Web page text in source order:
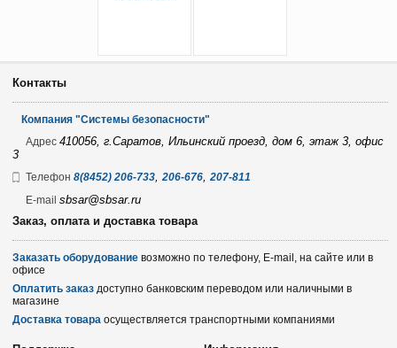
Контакты
Компания "Системы безопасности"
Адрес 410056, г.Саратов, Ильинский проезд, дом 6, этаж 3, офис
3
Телефон 8(8452) 206-733,206-676,207-811
E-mail sbsar@sbsar.ru
Заказ, оплата и доставка товара
Заказать оборудование возможно по телефону, E-mail, на сайте или в
офисе
Оплатить заказ доступно банковским переводом или наличными в
магазине
Доставка товара осуществляется транспортными компаниями